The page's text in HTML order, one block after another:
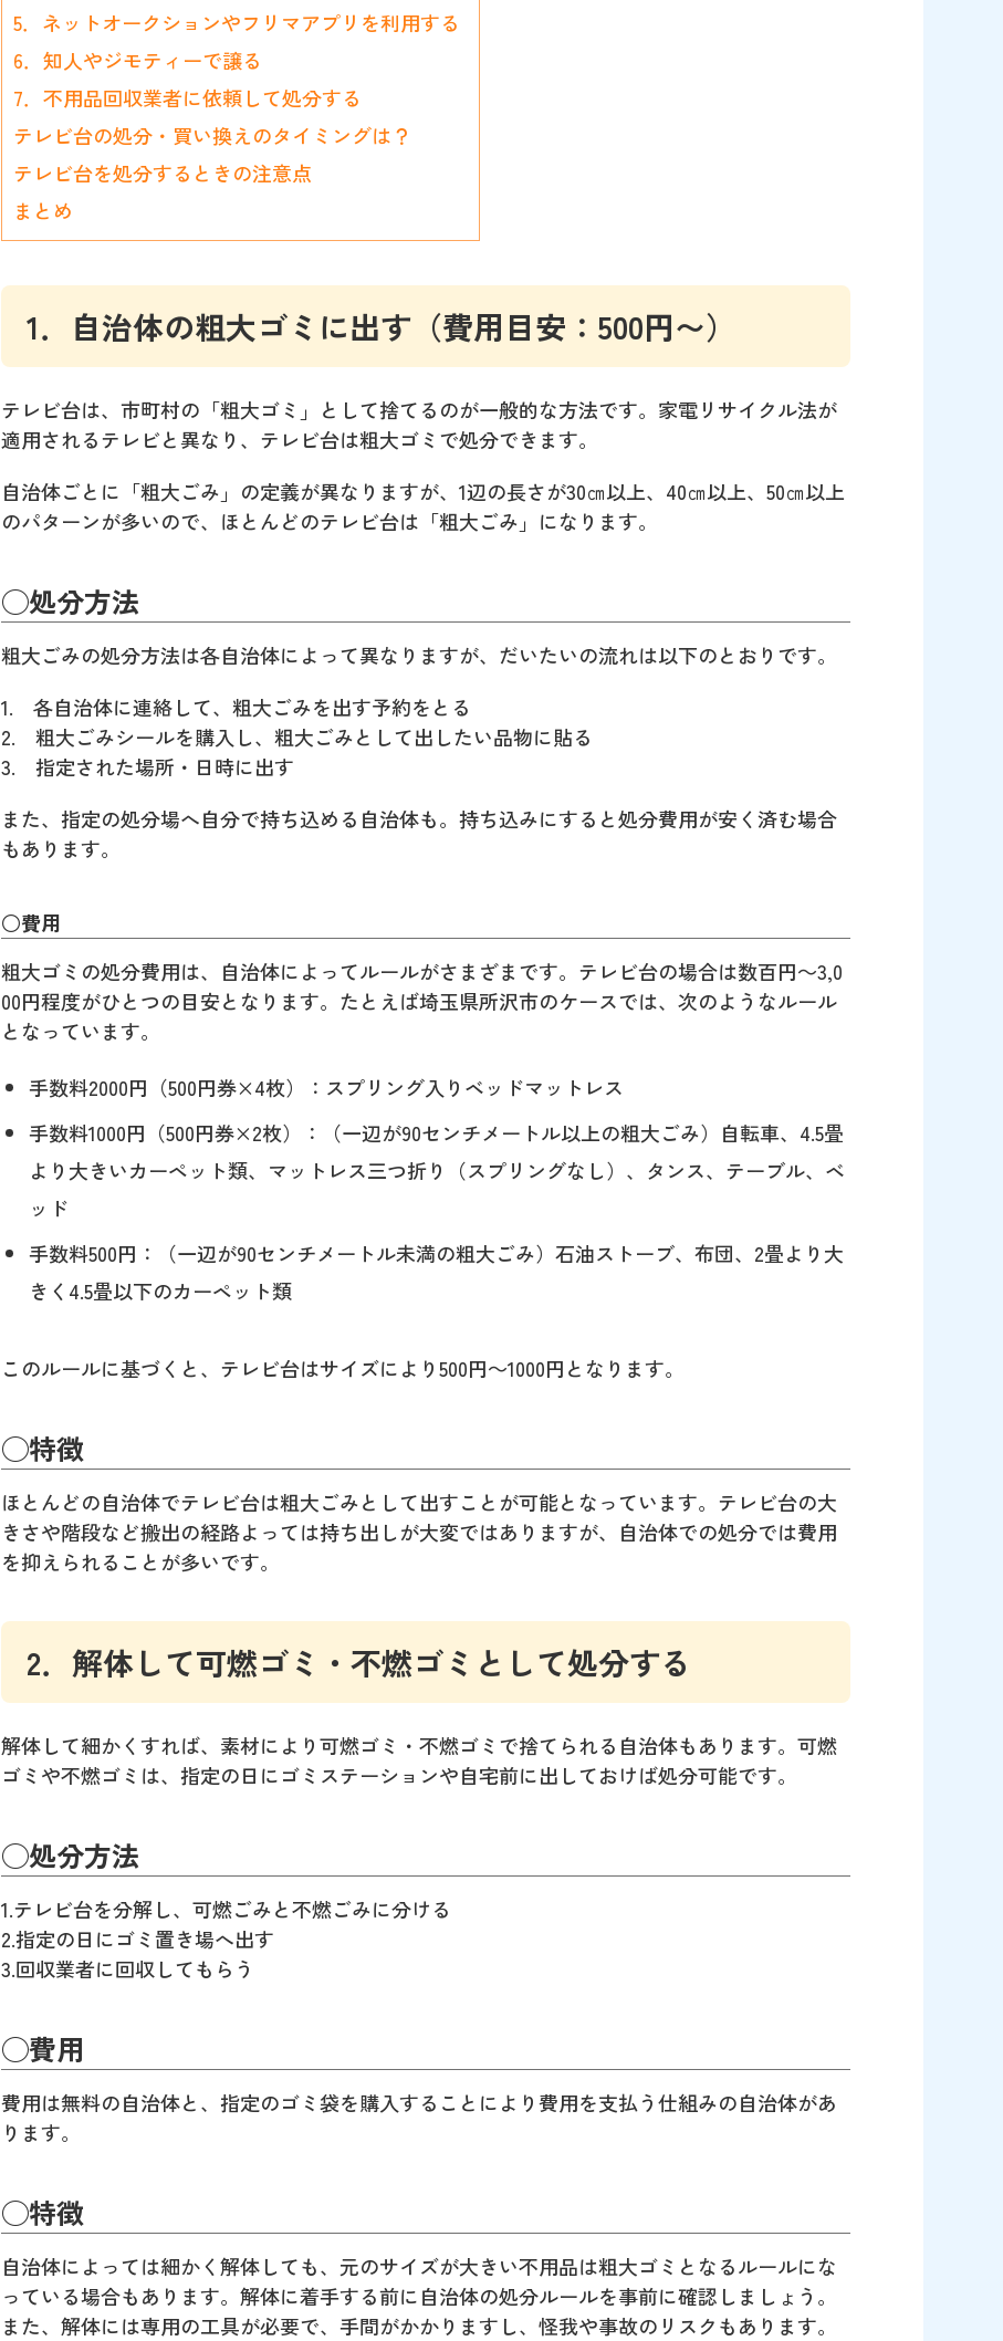
5．ネットオークションやフリマアプリを利用する
6．知人やジモティーで譲る
7．不用品回収業者に依頼して処分する
テレビ台の処分・買い換えのタイミングは？
テレビ台を処分するときの注意点
まとめ
1．自治体の粗大ゴミに出す（費用目安：500円〜）
テレビ台は、市町村の「粗大ゴミ」として捨てるのが一般的な方法です。家電リサイクル法が
適用されるテレビと異なり、テレビ台は粗大ゴミで処分できます。
自治体ごとに「粗大ごみ」の定義が異なりますが、1辺の長さが30㎝以上、40㎝以上、50㎝以上
のパターンが多いので、ほとんどのテレビ台は「粗大ごみ」になります。
◯処分方法
粗大ごみの処分方法は各自治体によって異なりますが、だいたいの流れは以下のとおりです。
1. 各自治体に連絡して、粗大ごみを出す予約をとる
2. 粗大ごみシールを購入し、粗大ごみとして出したい品物に貼る
3. 指定された場所・日時に出す
また、指定の処分場へ自分で持ち込める自治体も。持ち込みにすると処分費用が安く済む場合
もあります。
○費用
粗大ゴミの処分費用は、自治体によってルールがさまざまです。テレビ台の場合は数百円～3,0
00円程度がひとつの目安となります。たとえば埼玉県所沢市のケースでは、次のようなルール
となっています。
手数料2000円（500円券×4枚）：スプリング入りベッドマットレス
手数料1000円（500円券×2枚）：（一辺が90センチメートル以上の粗大ごみ）自転車、4.5畳
より大きいカーペット類、マットレス三つ折り（スプリングなし）、タンス、テーブル、ベ
ッド
手数料500円：（一辺が90センチメートル未満の粗大ごみ）石油ストーブ、布団、2畳より大
きく4.5畳以下のカーペット類
このルールに基づくと、テレビ台はサイズにより500円～1000円となります。
◯特徴
ほとんどの自治体でテレビ台は粗大ごみとして出すことが可能となっています。テレビ台の大
きさや階段など搬出の経路よっては持ち出しが大変ではありますが、自治体での処分では費用
を抑えられることが多いです。
2．解体して可燃ゴミ・不燃ゴミとして処分する
解体して細かくすれば、素材により可燃ゴミ・不燃ゴミで捨てられる自治体もあります。可燃
ゴミや不燃ゴミは、指定の日にゴミステーションや自宅前に出しておけば処分可能です。
◯処分方法
1.テレビ台を分解し、可燃ごみと不燃ごみに分ける
2.指定の日にゴミ置き場へ出す
3.回収業者に回収してもらう
◯費用
費用は無料の自治体と、指定のゴミ袋を購入することにより費用を支払う仕組みの自治体があ
ります。
◯特徴
自治体によっては細かく解体しても、元のサイズが大きい不用品は粗大ゴミとなるルールにな
っている場合もあります。解体に着手する前に自治体の処分ルールを事前に確認しましょう。
また、解体には専用の工具が必要で、手間がかかりますし、怪我や事故のリスクもあります。